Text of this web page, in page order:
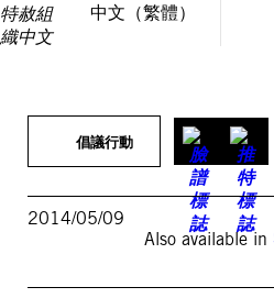
中文（繁體）
倡議行動
2014/05/09
Also available in